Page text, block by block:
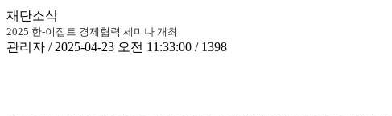
재단소식
2025 한-이집트 경제협력 세미나 개최
관리자 / 2025-04-23 오전 11:33:00 / 1398